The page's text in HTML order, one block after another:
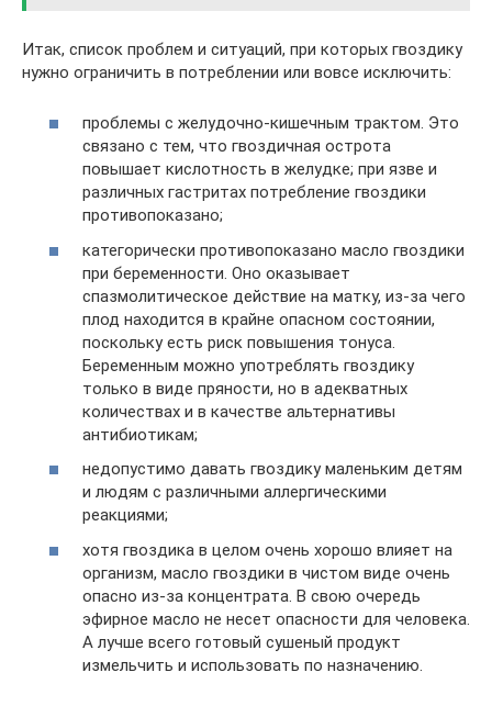
Итак, список проблем и ситуаций, при которых гвоздику
нужно ограничить в потреблении или вовсе исключить:
проблемы с желудочно-кишечным трактом. Это
связано с тем, что гвоздичная острота
повышает кислотность в желудке; при язве и
различных гастритах потребление гвоздики
противопоказано;
категорически противопоказано масло гвоздики
при беременности. Оно оказывает
спазмолитическое действие на матку, из-за чего
плод находится в крайне опасном состоянии,
поскольку есть риск повышения тонуса.
Беременным можно употреблять гвоздику
только в виде пряности, но в адекватных
количествах и в качестве альтернативы
антибиотикам;
недопустимо давать гвоздику маленьким детям
и людям с различными аллергическими
реакциями;
хотя гвоздика в целом очень хорошо влияет на
организм, масло гвоздики в чистом виде очень
опасно из-за концентрата. В свою очередь
эфирное масло не несет опасности для человека.
А лучше всего готовый сушеный продукт
измельчить и использовать по назначению.